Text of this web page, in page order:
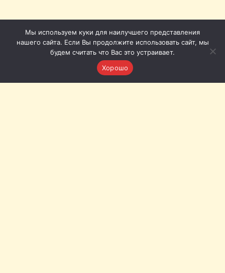
Мы используем куки для наилучшего представления
нашего сайта. Если Вы продолжите использовать сайт, мы
будем считать что Вас это устраивает.
Хорошо